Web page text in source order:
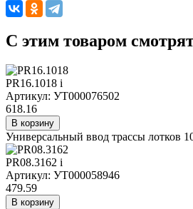
C этим товаром
PR16.1018 i
Артикул: УТ000076502
618.16
В корзину
Универсальный ввод трассы лотков
PR08.3162 i
Артикул: УТ000058946
479.59
В корзину